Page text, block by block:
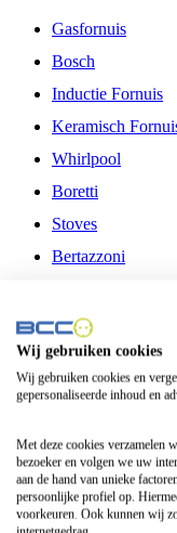
Gasfornuis
Bosch
Inductie Fornuis
Keramisch
Whirlpool
Boretti
Stoves
Bertazzoni
Fitelli
Airfryer
Frituurpan
Contactgrill
Broodbakmachine
Broodrooster
Wij gebruiken cookies
Wij gebruiken cookies en
gepersonaliseerde inhoud en
Met deze cookies verzamelen
bezoeker en volgen we uw
aan de hand van unieke
persoonlijke profiel op.
voorkeuren. Ook kunnen wij